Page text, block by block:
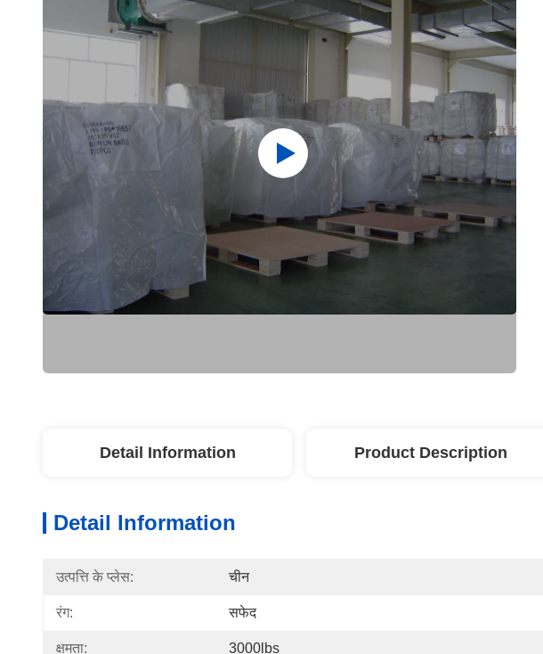
Detail Information Product Description
Detail Information
उत्पत्ति के प्लेस: चीन
रंग: सफेद
क्षमता: 3000lbs